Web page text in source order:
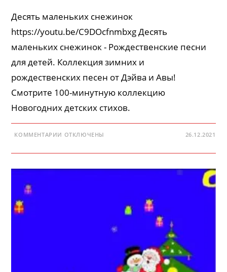
Десять маленьких снежинок
https://youtu.be/C9DOcfnmbxg Десять
маленьких снежинок - Рождественские песни
для детей. Коллекция зимних и
рождественских песен от Дэйва и Авы!
Смотрите 100-минутную коллекцию
Новогодних детских стихов.
КОММЕНТАРИИ К
МАЛЕНЬКИХ
ОТКЛЮЧЕНЫ 26.12.2021